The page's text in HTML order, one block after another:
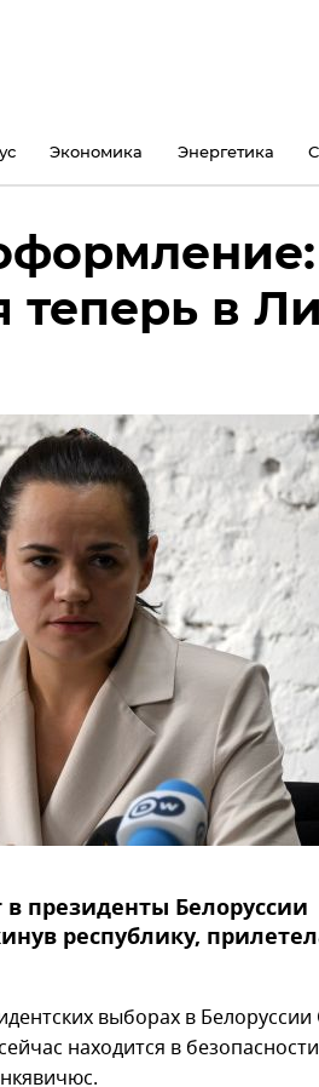
Экономика Энергетика
теперь в
президенты Белоруссии
республику,
выборах в Белоруссии
находится в